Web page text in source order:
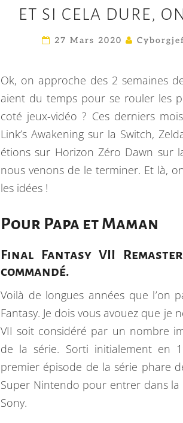
ET SI CELA DURE,
27 Mars 2020
Ok, on approche des 2 semaines
aient du temps pour se rouler les
coté jeux-vidéo ? Ces derniers
Link’s Awakening sur la Switch,
étions sur Horizon Zéro Dawn sur
nous venons de le terminer. Et là,
les idées !
Pour Papa et Maman
Final Fantasy VII
commandé.
Voilà de longues années que l’on
Fantasy. Je dois vous avouez que je
VII soit considéré par un nombre
de la série. Sorti initialement en
premier épisode de la série phare
Super Nintendo pour entrer dans la
Sony.